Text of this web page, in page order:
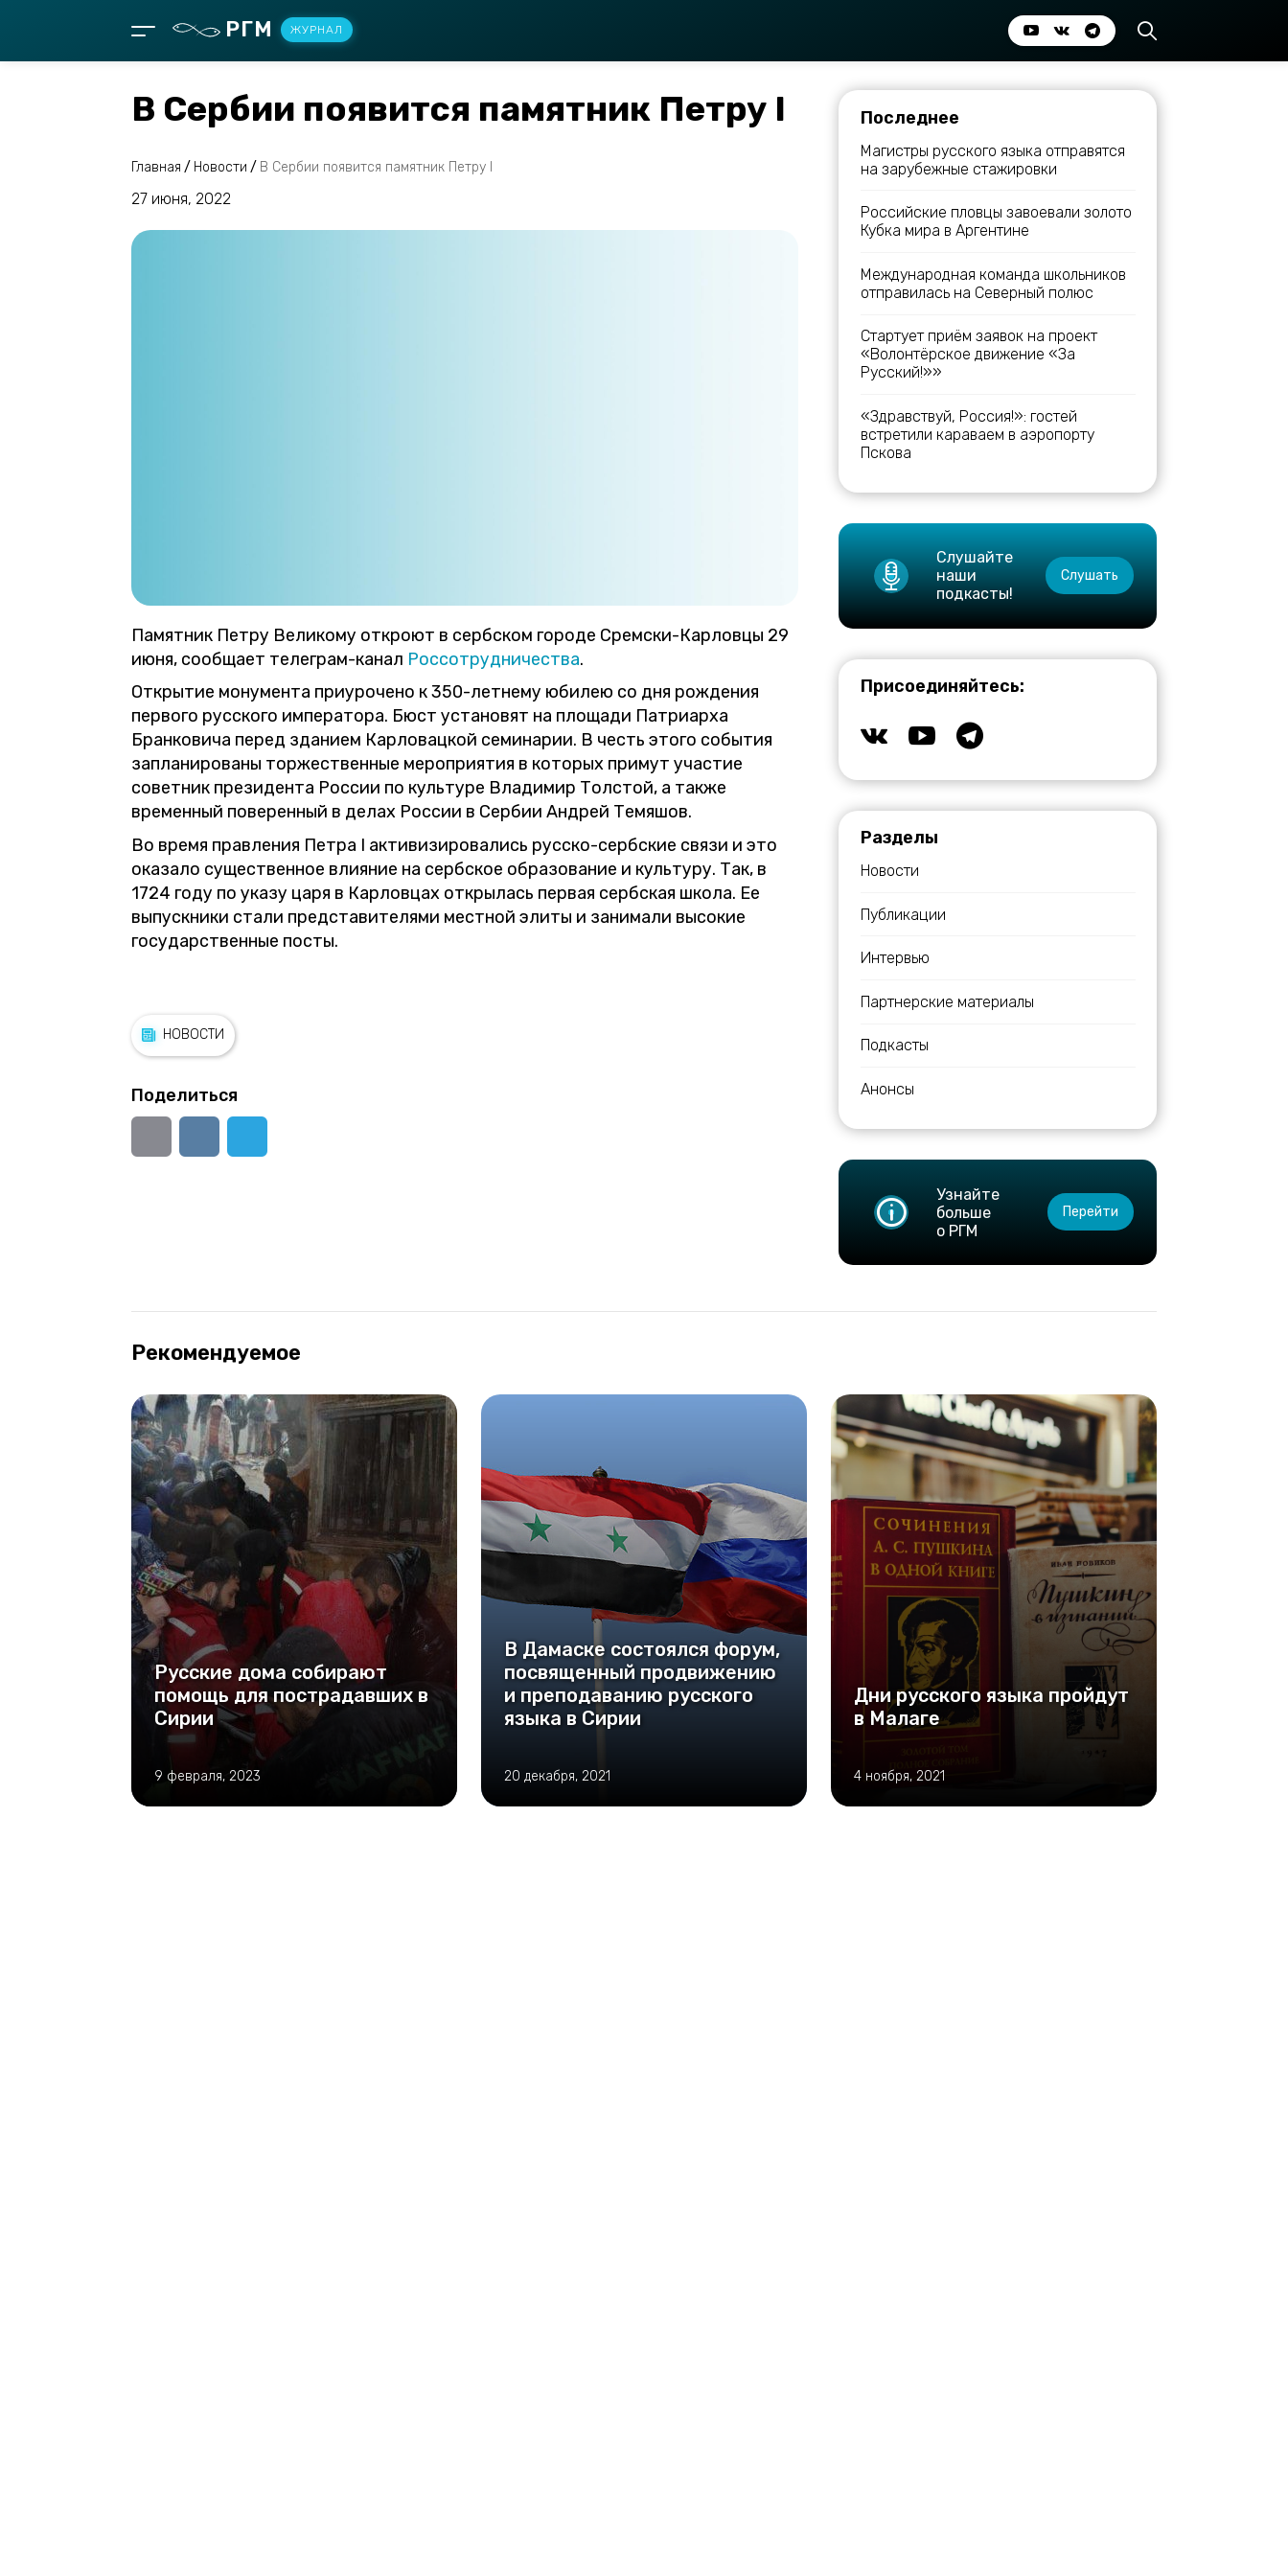
РГМ ЖУРНАЛ
В Сербии появится памятник Петру I
Главная / Новости / В Сербии появится памятник Петру I
27 июня, 2022
Памятник Петру Великому откроют в сербском городе Сремски-Карловцы 29
июня, сообщает телеграм-канал Россотрудничества.
Открытие монумента приурочено к 350-летнему юбилею со дня рождения
первого русского императора. Бюст установят на площади Патриарха
Бранковича перед зданием Карловацкой семинарии. В честь этого события
запланированы торжественные мероприятия в которых примут участие
советник президента России по культуре Владимир Толстой, а также
временный поверенный в делах России в Сербии Андрей Темяшов.
Во время правления Петра I активизировались русско-сербские связи и это
оказало существенное влияние на сербское образование и культуру. Так, в
1724 году по указу царя в Карловцах открылась первая сербская школа. Ее
выпускники стали представителями местной элиты и занимали высокие
государственные посты.
НОВОСТИ
Поделиться
Последнее
Магистры русского языка отправятся
на зарубежные стажировки
Российские пловцы завоевали золото
Кубка мира в Аргентине
Международная команда школьников
отправилась на Северный полюс
Стартует приём заявок на проект
«Волонтёрское движение «За
Русский!»»
«Здравствуй, Россия!»: гостей
встретили караваем в аэропорту
Пскова
Слушайте
наши
подкасты!
Слушать
Присоединяйтесь:
Разделы
Новости
Публикации
Интервью
Партнерские материалы
Подкасты
Анонсы
Узнайте
больше
о РГМ
Перейти
Рекомендуемое
Русские дома собирают
помощь для пострадавших в
Сирии
9 февраля, 2023
В Дамаске состоялся форум,
посвященный продвижению
и преподаванию русского
языка в Сирии
20 декабря, 2021
Дни русского языка пройдут
в Малаге
4 ноября, 2021